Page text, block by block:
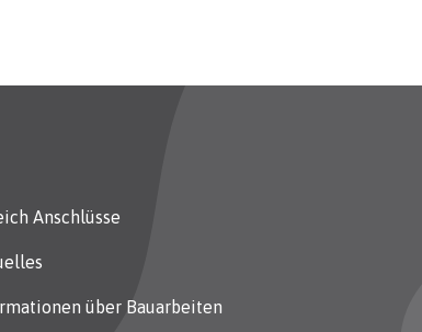
Anschlüsse
über Bauarbeiten